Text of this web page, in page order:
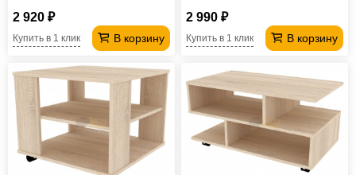
2 920 ₽
В корзину
Купить в 1 клик
2 990 ₽
В корзину
Купить в 1 клик